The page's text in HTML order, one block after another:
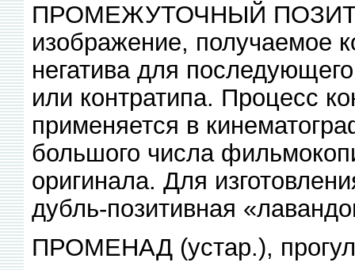
ПРОМЕЖУТОЧНЫЙ
изображение, получаемое
негатива для
или контратипа. Процесс
применяется в
большого числа
оригинала. Для
дубль-позитивная
ПРОМЕНАД (устар.),